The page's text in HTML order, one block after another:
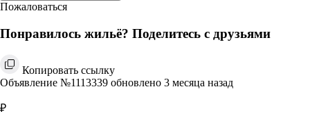
Пожаловаться
Понравилось жильё? Поделитесь с друзьями
Копировать ссылку
Объявление №1113339 обновлено 3 месяца назад
₽